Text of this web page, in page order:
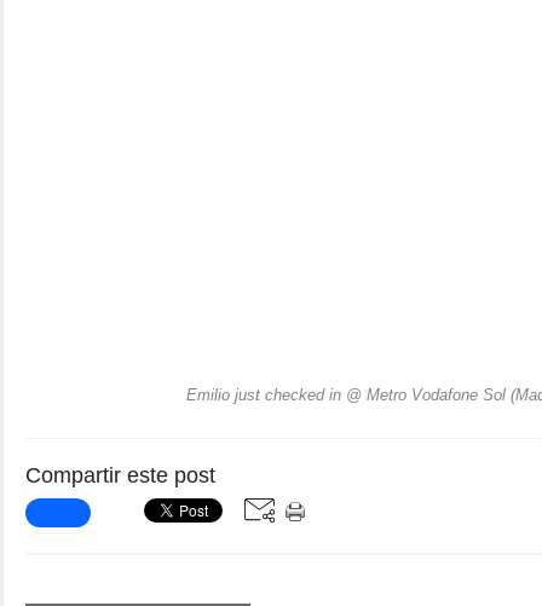
Emilio just checked in @ Metro Vodafone Sol
Compartir este post